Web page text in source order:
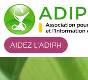
AIDEZ L'ADIPH